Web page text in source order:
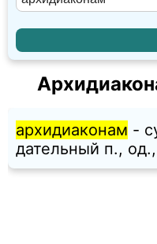
архидиаконам -
дательный п.,